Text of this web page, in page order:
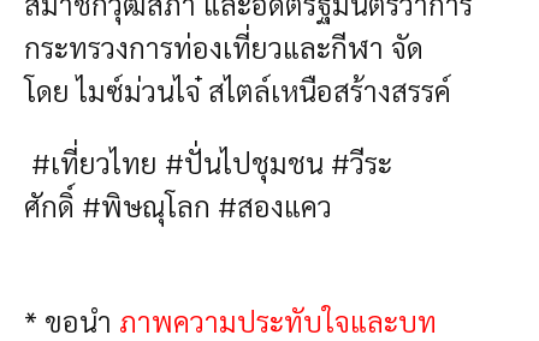
กระทรวงการท่องเที่ยวและกีฬา จัด
โดยไมซ์ม่วนไจ๋ สไตล์เหนือสร้างสรรค์
#เที่ยวไทย #ปั่นไปชุมชน #วีระ
ศักดิ์ #พิษณุโลก #สองแคว
* ขอนำ ภาพความประทับใจและบท